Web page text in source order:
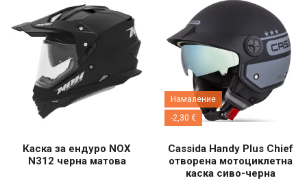
Каска за ендуро NOX
N312 черна матова
Намаление
-2,30 €
Cassida Handy Plus Chief
отворена мотоциклетна
каска сиво-черна